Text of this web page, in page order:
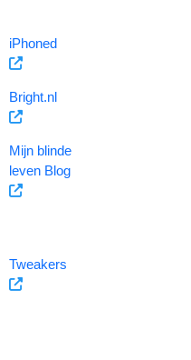
iPhoned
Bright.nl
Mijn blinde
leven Blog
Tweakers